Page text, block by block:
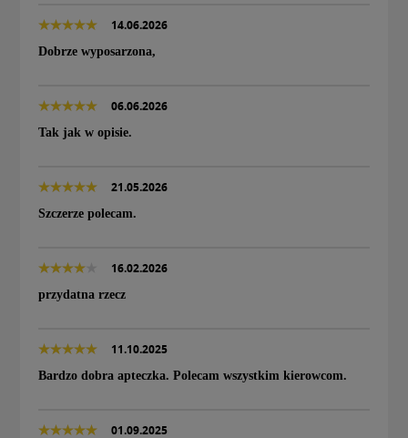
14.06.2026
Dobrze wyposarzona,
06.06.2026
Tak jak w opisie.
21.05.2026
Szczerze polecam.
16.02.2026
przydatna rzecz
11.10.2025
Bardzo dobra apteczka. Polecam wszystkim kierowcom.
01.09.2025